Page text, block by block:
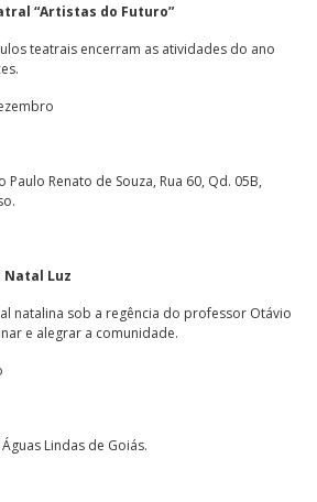
“Artistas do Futuro”
teatrais encerram as atividades do ano
Paulo Renato de Souza, Rua 60, Qd. 05B,
Natal Luz
natalina sob a regência do professor Otávio
e alegrar a comunidade.
Lindas de Goiás.